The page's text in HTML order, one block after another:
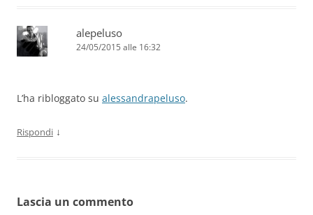
alepeluso
24/05/2015 alle 16:32
L’ha ribloggato su alessandrapeluso.
Rispondi ↓
Lascia un commento